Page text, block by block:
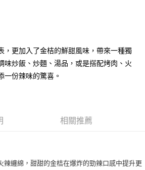
商品之後才付款」的支付方式。 讓您購物簡單
，更加入了金桔的鮮甜風味，帶來一種獨
味炒飯、炒麵、湯品，或是搭配烤肉、火
一份辣味的驚喜。
相關推薦
辣纏綿，甜甜的金桔在爆炸的勁辣口感中提升更